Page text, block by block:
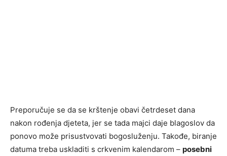
Preporučuje se da se krštenje obavi četrdeset dana
nakon rođenja djeteta, jer se tada majci daje blagoslov da
ponovo može prisustvovati bogosluženju. Takođe, biranje
datuma treba uskladiti s crkvenim kalendarom – posebni